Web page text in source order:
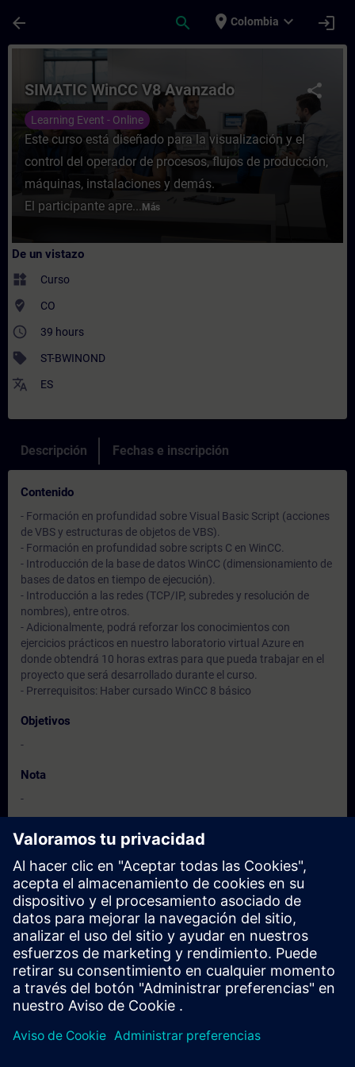
arrow_back search place Colombia expand_more login
Curso - SIMATIC WinCC V8 Avanzado -
share
SIMATIC WinCC V8 Avanzado
Learning Event - Online
Este curso está diseñado para la visualización y el
control del operador de procesos, flujos de producción,
máquinas, instalaciones y demás.
El participante apre... Más
De un vistazo
widgets Curso
where_to_vote CO
access_time 39 hours
sell ST-BWINOND
translate ES
Descripción Fechas e inscripción
Contenido
- Formación en profundidad sobre Visual Basic Script (acciones
de VBS y estructuras de objetos de VBS).
- Formación en profundidad sobre scripts C en WinCC.
- Introducción de la base de datos WinCC (dimensionamiento de
bases de datos en tiempo de ejecución).
- Introducción a las redes (TCP/IP, subredes y resolución de
nombres), entre otros.
- Adicionalmente, podrá reforzar los conocimientos con
ejercicios prácticos en nuestro laboratorio virtual Azure en
donde obtendrá 10 horas extras para que pueda trabajar en el
proyecto que será desarrollado durante el curso.
- Prerrequisitos: Haber cursado WinCC 8 básico
Objetivos
-
Nota
-
Fechas e inscripción
Actualmente no hay eventos disponibles
Inscríbete en la lista de solicitudes y recibirás una notificación en
cuanto haya nuevas fechas disponibles.
Activar el servicio de notificación